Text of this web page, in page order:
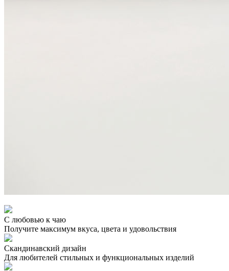
С любовью к чаю
Получите максимум вкуса, цвета и удовольствия
Скандинавский дизайн
Для любителей стильных и функциональных изделий